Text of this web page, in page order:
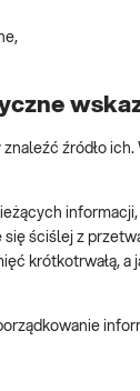
źródło
ściślej z
krótkotrwałą, a